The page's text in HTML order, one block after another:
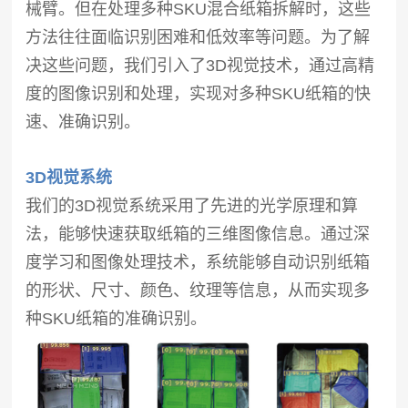
械臂。但在处理多种SKU混合纸箱拆解时，这些
方法往往面临识别困难和低效率等问题。为了解
决这些问题，我们引入了3D视觉技术，通过高精
度的图像识别和处理，实现对多种SKU纸箱的快
速、准确识别。
3D视觉系统
我们的3D视觉系统采用了先进的光学原理和算
法，能够快速获取纸箱的三维图像信息。通过深
度学习和图像处理技术，系统能够自动识别纸箱
的形状、尺寸、颜色、纹理等信息，从而实现多
种SKU纸箱的准确识别。